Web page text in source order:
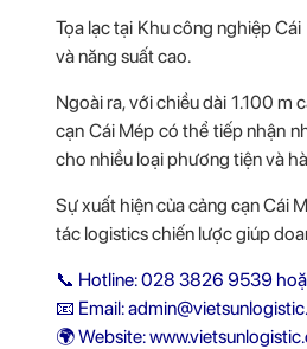
Tọa lạc tại Khu công nghiệp
và năng suất cao.
Ngoài ra, với chiều dài 1.100 m
cạn Cái Mép có thể tiếp nhận
cho nhiều loại phương tiện và
Sự xuất hiện của cảng cạn Cái
tác logistics chiến lược giúp
📞 Hotline: 028 3826 9539
📧 Email:
🌍 Website: